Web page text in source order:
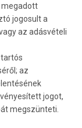
megadott
jogosult a
az adásvételi
az
jogot,
megszünteti.